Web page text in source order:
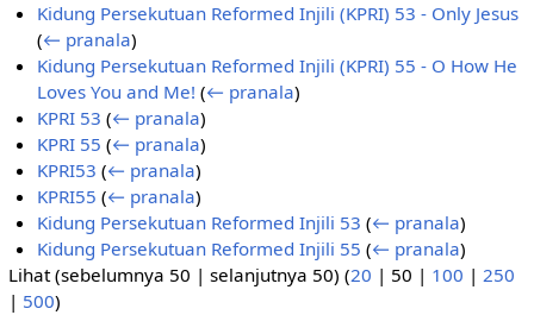
Kidung Persekutuan Reformed Injili (KPRI) 53 - Only Jesus
(← pranala)
Kidung Persekutuan Reformed Injili (KPRI) 55 - O How He
Loves You and Me! (← pranala)
KPRI 53 (← pranala)
KPRI 55 (← pranala)
KPRI53 (← pranala)
KPRI55 (← pranala)
Kidung Persekutuan Reformed Injili 53 (← pranala)
Kidung Persekutuan Reformed Injili 55 (← pranala)
Lihat (sebelumnya 50 | selanjutnya 50) (20 | 50 | 100 | 250
| 500)